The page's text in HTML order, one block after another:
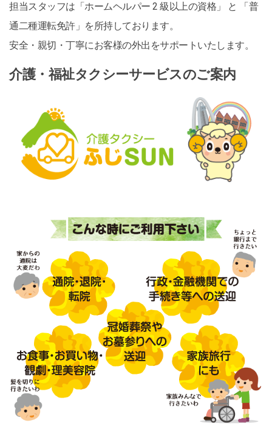
担当スタッフは「ホームヘルパー 2 級以上の資格」 と 「普
通二種運転免許」を所持しております。
安全・親切・丁寧にお客様の外出をサポートいたします。
介護・福祉タクシーサービスのご案内